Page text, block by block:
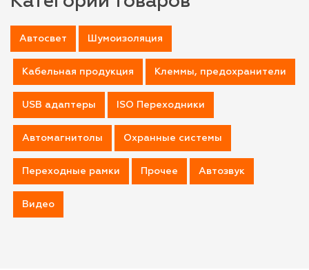
Автосвет Шумоизоляция
Кабельная продукция Клеммы, предохранители
USB адаптеры ISO Переходники
Автомагнитолы Охранные системы
Переходные рамки Прочее Автозвук
Видео